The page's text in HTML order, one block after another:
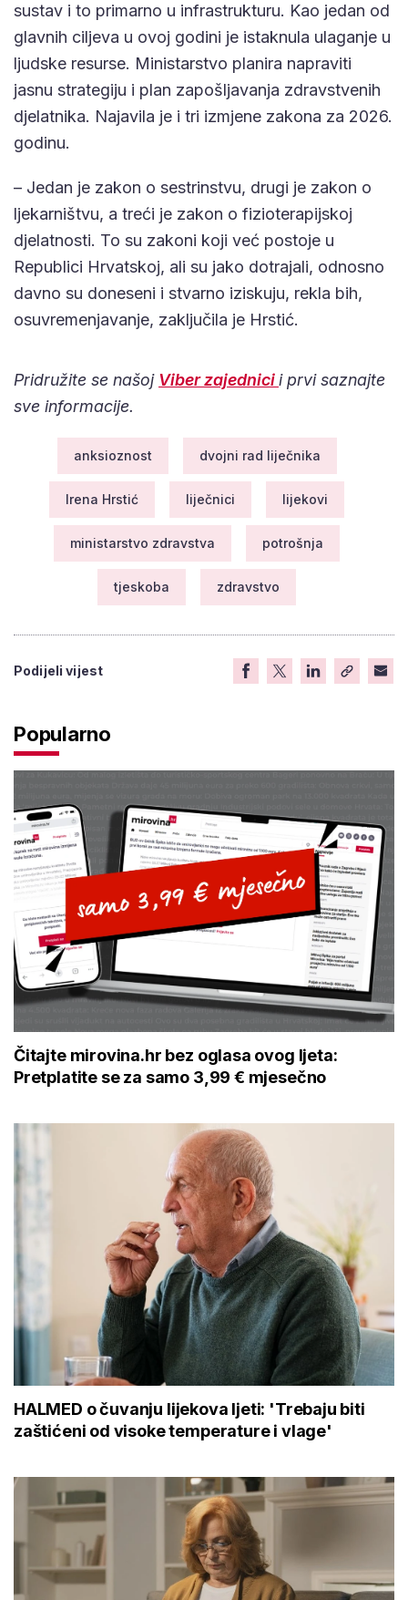
sustav i to primarno u infrastrukturu. Kao jedan od
glavnih ciljeva u ovoj godini je istaknula ulaganje u
ljudske resurse. Ministarstvo planira napraviti
jasnu strategiju i plan zapošljavanja zdravstvenih
djelatnika. Najavila je i tri izmjene zakona za 2026.
godinu.
– Jedan je zakon o sestrinstvu, drugi je zakon o
ljekarništvu, a treći je zakon o fizioterapijskoj
djelatnosti. To su zakoni koji već postoje u
Republici Hrvatskoj, ali su jako dotrajali, odnosno
davno su doneseni i stvarno iziskuju, rekla bih,
osuvremenjavanje, zaključila je Hrstić.
Pridružite se našoj Viber zajednicii prvi saznajte
sve informacije.
anksioznost dvojni rad liječnika
Irena Hrstić liječnici lijekovi
ministarstvo zdravstva potrošnja
tjeskoba zdravstvo
Podijeli vijest
Popularno
Čitajte mirovina.hr bez oglasa ovog ljeta:
Pretplatite se za samo 3,99 € mjesečno
HALMED o čuvanju lijekova ljeti: 'Trebaju biti
zaštićeni od visoke temperature i vlage'